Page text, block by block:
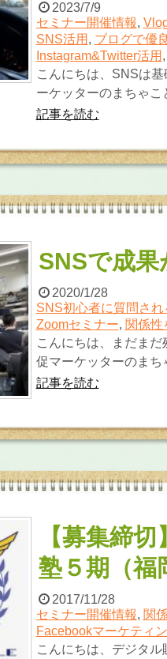
2023/7/9
セミナー開催情報,
SNS活用 , ブログで優
Instagram&Twitter活用 ,
こんにちは、SNSは
ーケッターのまちゃこ
記事を読む
SNSで成
2020/1/28
SNS初心者に質問され
Zoomセミナー, 関係性
こんにちは、まだま
促マーケッターのまち
記事を読む
【募集締
塾５期（福
2017/11/28
セミナー開催情報, 関
Facebookマーケティ
こんにちは、デジタ